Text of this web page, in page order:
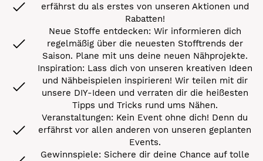
erfährst du als erstes von unseren Aktionen und
Rabatten!
Neue Stoffe entdecken: Wir informieren dich
regelmäßig über die neuesten Stofftrends der
Saison. Plane mit uns deine neuen Nähprojekte.
Inspiration: Lass dich von unseren kreativen Ideen
und Nähbeispielen inspirieren! Wir teilen mit dir
unsere DIY-Ideen und verraten dir die heißesten
Tipps und Tricks rund ums Nähen.
Veranstaltungen: Kein Event ohne dich! Denn du
erfährst vor allen anderen von unseren geplanten
Events.
Gewinnspiele: Sichere dir deine Chance auf tolle